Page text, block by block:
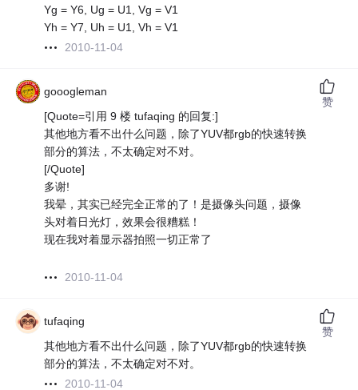
Yg = Y6, Ug = U1, Vg = V1
Yh = Y7, Uh = U1, Vh = V1
2010-11-04
gooogleman
[Quote=引用 9 楼 tufaqing 的回复:]
其他地方看不出什么问题，除了YUV都rgb的快速转换
部分的算法，不太确定对不对。
[/Quote]
多谢!
我晕，其实已经完全正常的了！是摄像头问题，摄像
头对着日光灯，效果会很糟糕！
现在我对着显示器拍照一切正常了
2010-11-04
赞
tufaqing
其他地方看不出什么问题，除了YUV都rgb的快速转换
部分的算法，不太确定对不对。
2010-11-04
赞